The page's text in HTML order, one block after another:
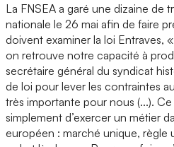
La FNSEA a garé une dizaine de
nationale le 26 mai afin de faire
doivent examiner la loi Entraves,
on retrouve notre capacité à
secrétaire général du syndicat
de loi pour lever les contraintes
très importante pour nous (...). Ce
simplement d’exercer un métier
européen : marché unique, règle